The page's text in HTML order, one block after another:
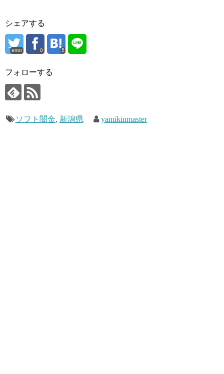
シェアする
error 0
フォローする
ソフト闇金, 新潟県 yamikinmaster